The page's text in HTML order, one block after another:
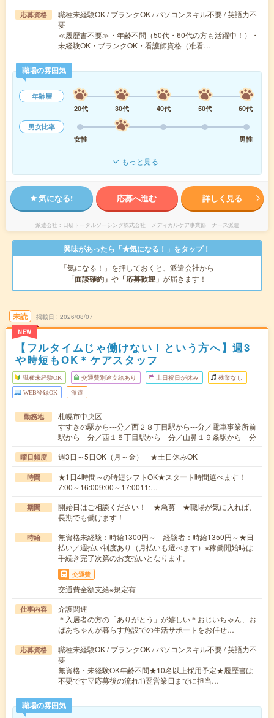
応募資格
職種未経験OK / ブランクOK / パソコンスキル不要 / 英語力不
要
≪履歴書不要≫・年齢不問（50代・60代の方も活躍中！）・
未経験OK・ブランクOK・看護師資格（准看…
職場の雰囲気
年齢層
20代
30代 40代 50代
60代
男女比率
女性
男性
もっと見る
気になる! 応募へ進む 詳しく見る
派遣会社 日研トータルソーシング株式会社 メディカルケア事業部 ナース派遣
興味があったら「★気になる！」をタップ！
「気になる！」を押しておくと、派遣会社から
「面談確約」 や 「応募歓迎」 が届きます！
未読
NEW
掲載日 2026/08/07
【フルタイムじゃ働けない！という方へ】週3
や時短もOK＊ケアスタッフ
職種未経験OK 交通費別途支給あり 土日祝日が休み 残業なし
WEB登録OK 派遣
勤務地
札幌市中央区
すすきの駅から---分／西２８丁目駅から---分／電車事業所前
駅から---分／西１５丁目駅から---分／山鼻１９条駅から---分
曜日頻度 週3日～5日OK（月～金） ★土日休みOK
時間
★1日4時間～の時短シフトOK★スタート時間選べます！
7:00～16:009:00～17:0011:…
期間
開始日はご相談ください！ ★急募 ★職場が気に入れば、
長期でも働けます！
時給
無資格未経験：時給1300円～ 経験者：時給1350円～★日
払い／週払い制度あり（月払いも選べます）※稼働開始時は
手続き完了次第のお支払いとなります。
交通費
交通費全額支給※規定有
仕事内容
介護関連
＊入居者の方の「ありがとう」が嬉しい＊おじいちゃん、お
ばあちゃんが暮らす施設での生活サポートをお任せ…
応募資格
職種未経験OK / ブランクOK / パソコンスキル不要 / 英語力不
要
無資格・未経験OK年齢不問★10名以上採用予定★履歴書は
不要です▽応募後の流れ1)翌営業日までに担当…
職場の雰囲気